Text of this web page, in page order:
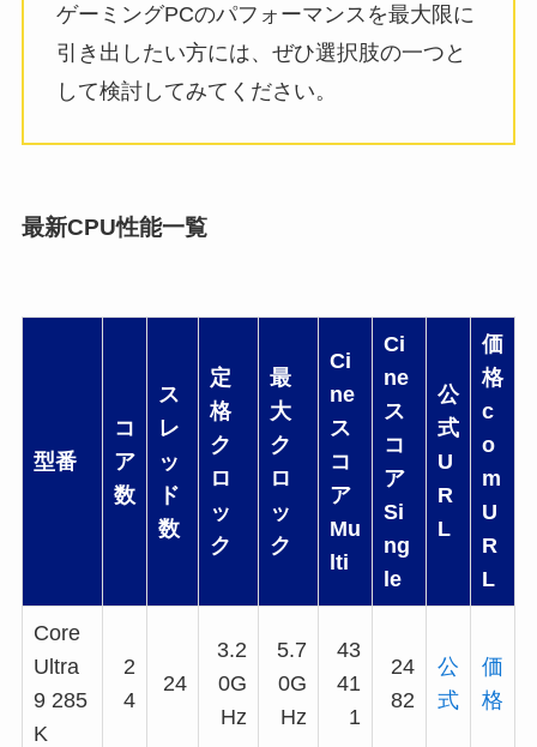
ゲーミングPCのパフォーマンスを最大限に
引き出したい方には、ぜひ選択肢の一つと
して検討してみてください。
最新CPU性能一覧
型番
コ
ア
数
ス
レ
ッ
ド
数
定
格
ク
ロ
ッ
ク
最
大
ク
ロ
ッ
ク
Ci
ne
ス
コ
ア
Mu
lti
Ci
ne
ス
コ
ア
Si
ng
le
公
式
U
R
L
価
格
c
o
m
U
R
L
Core
Ultra
9 285
K
2
4
24
3.2
0G
Hz
5.7
0G
Hz
43
41
1
24
82
公
式
価
格